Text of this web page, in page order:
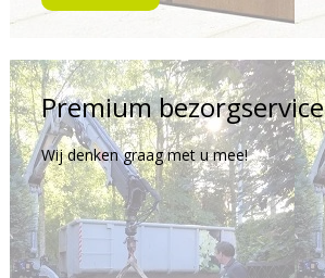
Premium bezorgservice
Wij denken graag met u mee!